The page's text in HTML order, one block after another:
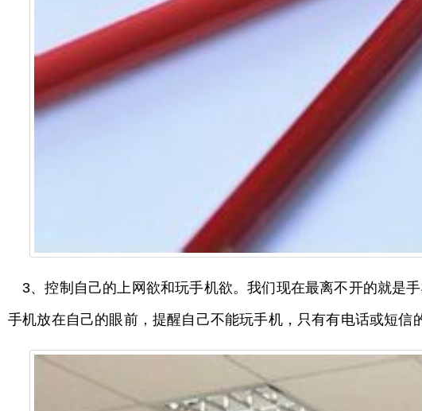
3、控制自己的上网欲和玩手机欲。我们现在最离不开的就是
手机放在自己的眼前，提醒自己不能玩手机，只有有电话或短信